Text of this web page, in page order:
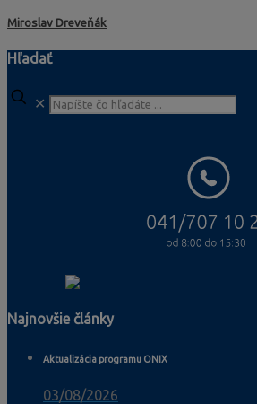
Miroslav Dreveňák
Hľadať
✕
Najnovšie články
Aktualizácia programu ONIX
03/08/2026